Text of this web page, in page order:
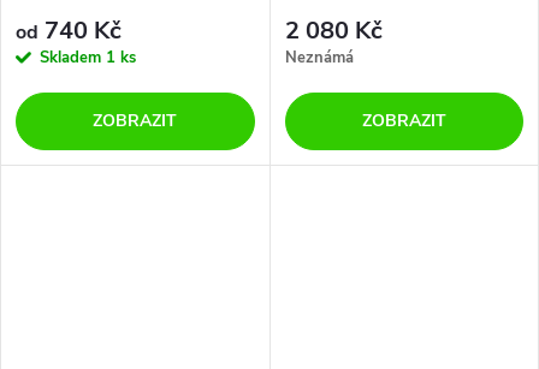
od 740 Kč
Skladem 1 ks
ZOBRAZIT
2 080 Kč
Neznámá
ZOBRAZIT